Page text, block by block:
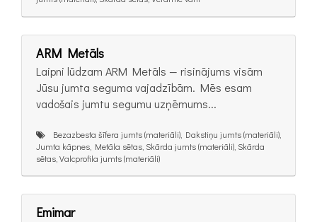
ARM Metāls
Laipni lūdzam ARM Metāls — risinājums visām
Jūsu jumta seguma vajadzībām. Mēs esam
vadošais jumtu segumu uzņēmums...
Bezazbesta šīfera jumts (materiāli), Dakstiņu jumts (materiāli),
Jumta kāpnes, Metāla sētas, Skārda jumts (materiāli), Skārda
sētas, Valcprofila jumts (materiāli)
Emimar